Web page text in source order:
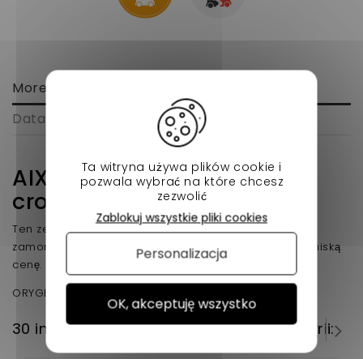
More info
Data sheet
AIXAM 721,741,751, faza
crossline
Ten zewnętrzny panel bagażnika można łatwo
zamontować w samochodach bez licencji AIXAM za niską
cenę.
ORYGINALNY NUMER REFERENCYJNY : 7AA460
30 innych produktów w tej samej kategorii:
Ta witryna używa plików cookie i
pozwala wybrać na które chcesz
zezwolić
OK, akceptuję wszystko
Zablokuj wszystkie pliki cookies
Personalizacja